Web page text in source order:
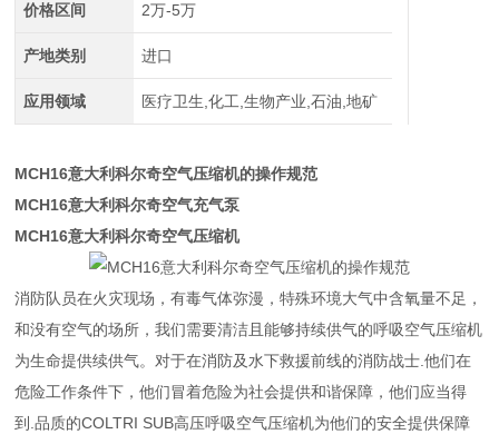
价格区间 2万-5万
产地类别 进口
应用领域 医疗卫生,化工,生物产业,石油,地矿
MCH16意大利科尔奇空气压缩机的操作规范
MCH16意大利科尔奇空气充气泵
MCH16意大利科尔奇空气压缩机
消防队员在火灾现场，有毒气体弥漫，特殊环境大气中含氧量不足，
和没有空气的场所，我们需要清洁且能够持续供气的呼吸空气压缩机
为生命提供续供气。对于在消防及水下救援前线的消防战士.他们在
危险工作条件下，他们冒着危险为社会提供和谐保障，他们应当得
到.品质的COLTRI SUB高压呼吸空气压缩机为他们的安全提供保障